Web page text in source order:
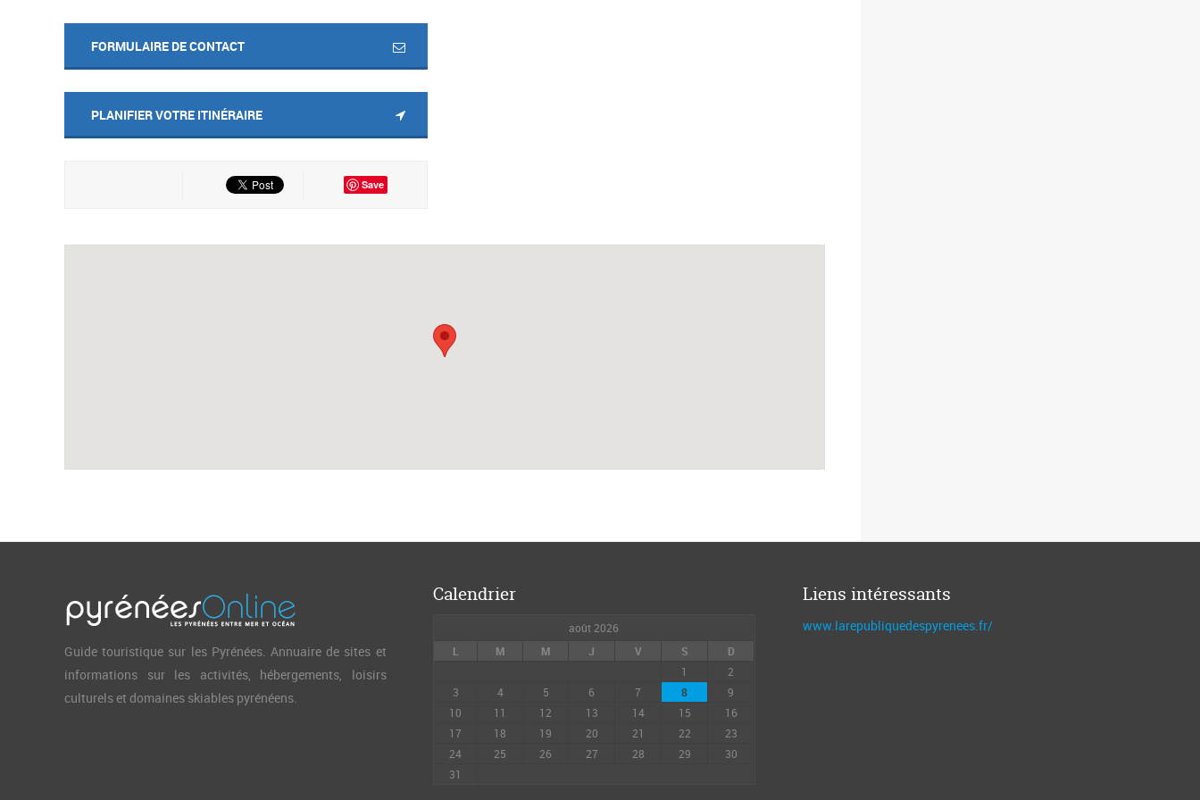
FORMULAIRE DE CONTACT
PLANIFIER VOTRE ITINÉRAIRE
Save
Guide touristique sur les Pyrénées. Annuaire de sites et
informations sur les activités, hébergements, loisirs
culturels et domaines skiables pyrénéens.
Calendrier
août 2026
L
M M J V S
D
1
2
3
4 5 6 7 8
9
10
11 12 13 14 15
16
17
18 19 20 21 22
23
24
25 26 27 28 29
30
31
Liens intéressants
www.larepubliquedespyrenees.fr/